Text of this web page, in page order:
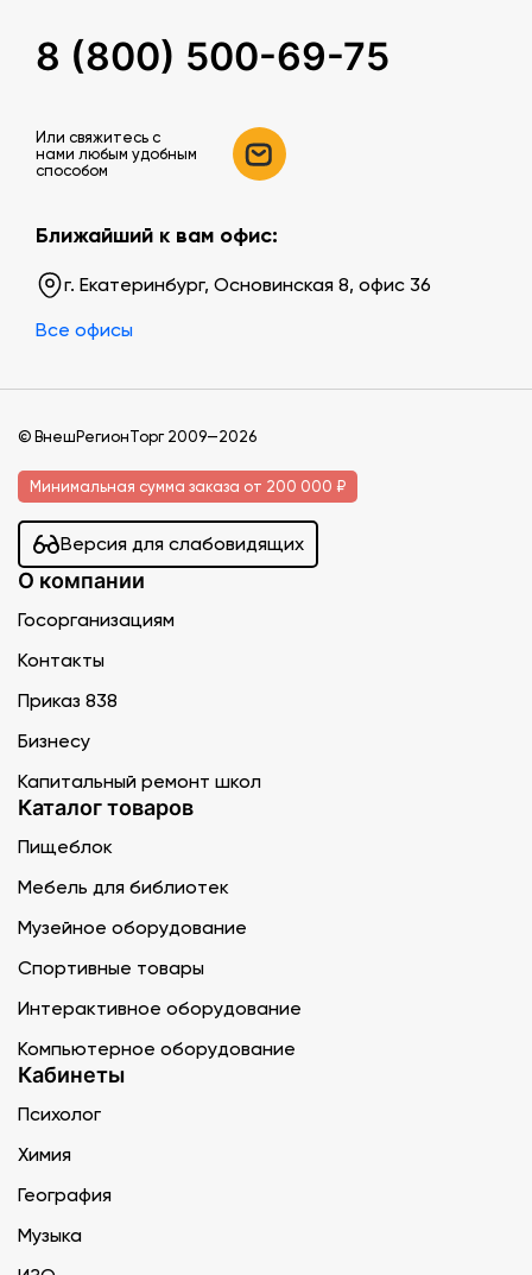
8 (800) 500-69-75
Или свяжитесь c
нами любым удобным
способом
Ближайший к вам офис:
г. Екатеринбург, Основинская 8, офис 36
Все офисы
© ВнешРегионТорг 2009—2026
Минимальная сумма заказа от 200 000 ₽
Версия для слабовидящих
О компании
Госорганизациям
Контакты
Приказ 838
Бизнесу
Капитальный ремонт школ
Каталог товаров
Пищеблок
Мебель для библиотек
Музейное оборудование
Спортивные товары
Интерактивное оборудование
Компьютерное оборудование
Кабинеты
Психолог
Химия
География
Музыка